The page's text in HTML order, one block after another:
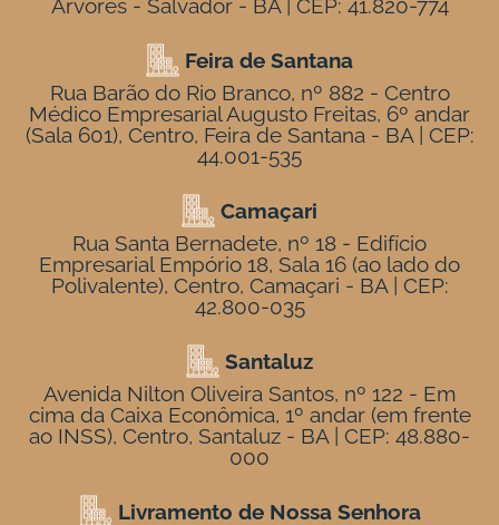
Árvores - Salvador - BA | CEP: 41.820-774
Feira de Santana
Rua Barão do Rio Branco, nº 882 - Centro
Médico Empresarial Augusto Freitas, 6º andar
(Sala 601), Centro, Feira de Santana - BA | CEP:
44.001-535
Camaçari
Rua Santa Bernadete, nº 18 - Edifício
Empresarial Empório 18, Sala 16 (ao lado do
Polivalente), Centro, Camaçari - BA | CEP:
42.800-035
Santaluz
Avenida Nilton Oliveira Santos, nº 122 - Em
cima da Caixa Econômica, 1º andar (em frente
ao INSS), Centro, Santaluz - BA | CEP: 48.880-
000
Livramento de Nossa Senhora